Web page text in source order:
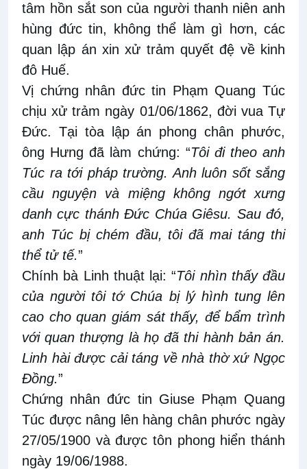
tâm hồn sắt son của người thanh niên anh
hùng đức tin, không thể làm gì hơn, các
quan lập án xin xử trảm quyết đệ về kinh
đô Huế.
Vị chứng nhân đức tin Phạm Quang Túc
chịu xử trảm ngày 01/06/1862, đời vua Tự
Đức. Tại tòa lập án phong chân phước,
ông Hưng đã làm chứng: “Tôi đi theo anh
Túc ra tới pháp trường. Anh luôn sốt sắng
cầu nguyện và miệng không ngớt xưng
danh cực thánh Đức Chúa Giêsu. Sau đó,
anh Túc bị chém đầu, tôi đã mai táng thi
thể tử tế.”
Chính bà Linh thuật lại: “Tôi nhìn thấy đầu
của người tôi tớ Chúa bị lý hình tung lên
cao cho quan giám sát thấy, để bẩm trình
với quan thượng là họ đã thi hành bản án.
Linh hài được cải táng về nhà thờ xứ Ngọc
Đồng.”
Chứng nhân đức tin Giuse Phạm Quang
Túc được nâng lên hàng chân phước ngày
27/05/1900 và được tôn phong hiển thánh
ngày 19/06/1988.